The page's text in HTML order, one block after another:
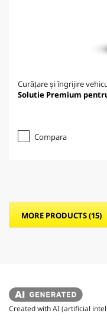
Curățare și îngrijire
Solutie Premium
Compara
MORE PRODUCTS (15)
Created with AI (artificial